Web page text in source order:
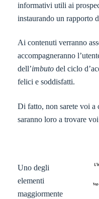
informativi utili ai
instaurando un rapporto
Ai contenuti verranno
accompagneranno
dell’imbuto del ciclo
felici e soddisfatti.
Di fatto, non sarete voi a
saranno loro a trovare
Uno degli
elementi
maggiormente